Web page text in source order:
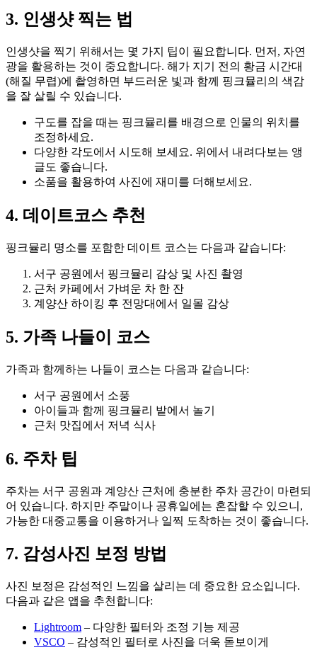
3. 인생샷 찍는 법
인생샷을 찍기 위해서는 몇 가지 팁이 필요합니다. 먼저, 자연
광을 활용하는 것이 중요합니다. 해가 지기 전의 황금 시간대
(해질 무렵)에 촬영하면 부드러운 빛과 함께 핑크뮬리의 색감
을 잘 살릴 수 있습니다.
구도를 잡을 때는 핑크뮬리를 배경으로 인물의 위치를
조정하세요.
다양한 각도에서 시도해 보세요. 위에서 내려다보는 앵
글도 좋습니다.
소품을 활용하여 사진에 재미를 더해보세요.
4. 데이트코스 추천
핑크뮬리 명소를 포함한 데이트 코스는 다음과 같습니다:
서구 공원에서 핑크뮬리 감상 및 사진 촬영
근처 카페에서 가벼운 차 한 잔
계양산 하이킹 후 전망대에서 일몰 감상
5. 가족 나들이 코스
가족과 함께하는 나들이 코스는 다음과 같습니다:
서구 공원에서 소풍
아이들과 함께 핑크뮬리 밭에서 놀기
근처 맛집에서 저녁 식사
6. 주차 팁
주차는 서구 공원과 계양산 근처에 충분한 주차 공간이 마련되
어 있습니다. 하지만 주말이나 공휴일에는 혼잡할 수 있으니,
가능한 대중교통을 이용하거나 일찍 도착하는 것이 좋습니다.
7. 감성사진 보정 방법
사진 보정은 감성적인 느낌을 살리는 데 중요한 요소입니다.
다음과 같은 앱을 추천합니다:
Lightroom – 다양한 필터와 조정 기능 제공
VSCO – 감성적인 필터로 사진을 더욱 돋보이게